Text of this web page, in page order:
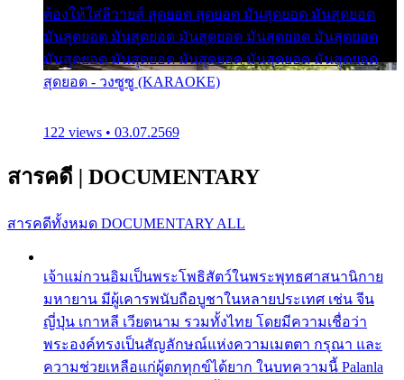
ต้องให้ใส่ลีวายส์ สุดยอด สุดยอด มันสุดยอด มันสุดยอด
มันสุดยอด มันสุดยอด มันสุดยอด มันสุดยอด มันสุดยอด
มันสุดยอด มันสุดยอด มันสุดยอด มันสุดยอด มันสุดยอด
สุดยอด - วงซูซู (KARAOKE)
122 views • 03.07.2569
สารคดี | DOCUMENTARY
สารคดีทั้งหมด DOCUMENTARY ALL
เจ้าแม่กวนอิมเป็นพระโพธิสัตว์ในพระพุทธศาสนานิกาย
มหายาน มีผู้เคารพนับถือบูชาในหลายประเทศ เช่น จีน
ญี่ปุ่น เกาหลี เวียดนาม รวมทั้งไทย โดยมีความเชื่อว่า
พระองค์ทรงเป็นสัญลักษณ์แห่งความเมตตา กรุณา และ
ความช่วยเหลือแก่ผู้ตกทุกข์ได้ยาก ในบทความนี้ Palanla